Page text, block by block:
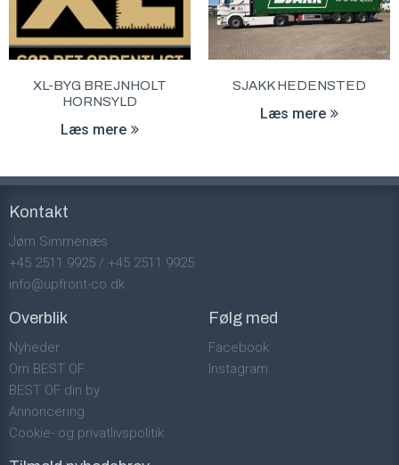
XL-BYG BREJNHOLT
HORNSYLD
Læs mere
SJAKK HEDENSTED
Læs mere
Kontakt
Jørn Simmenæs
+45 2511 9925 / +45 2511 9925
info@upfront-co.dk
Overblik
Nyheder
Om BEST OF
BEST OF din by
Annoncering
Cookie- og privatlivspolitik
Følg med
Facebook
Instagram